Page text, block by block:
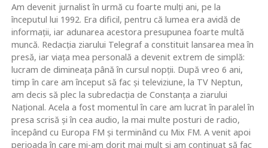
Am devenit jurnalist în urmă cu foarte mulţi ani, pe la
începutul lui 1992. Era dificil, pentru că lumea era avidă de
informaţii, iar adunarea acestora presupunea foarte multă
muncă. Redacţia ziarului Telegraf a constituit lansarea mea în
presă, iar viaţa mea personală a devenit extrem de simplă:
lucram de dimineaţa până în cursul nopţii. După vreo 6 ani,
timp în care am început să fac şi televiziune, la TV Neptun,
am decis să plec la subredacţia de Constanţa a ziarului
Naţional. Acela a fost momentul în care am lucrat în paralel în
presa scrisă şi în cea audio, la mai multe posturi de radio,
începând cu Europa FM şi terminând cu Mix FM. A venit apoi
perioada în care mi-am dorit mai mult şi am continuat să fac